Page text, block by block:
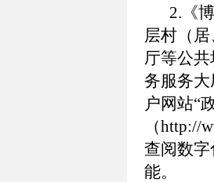
2.《
层村（
厅等公
务服务
户网站“
（http://
查阅数
能。